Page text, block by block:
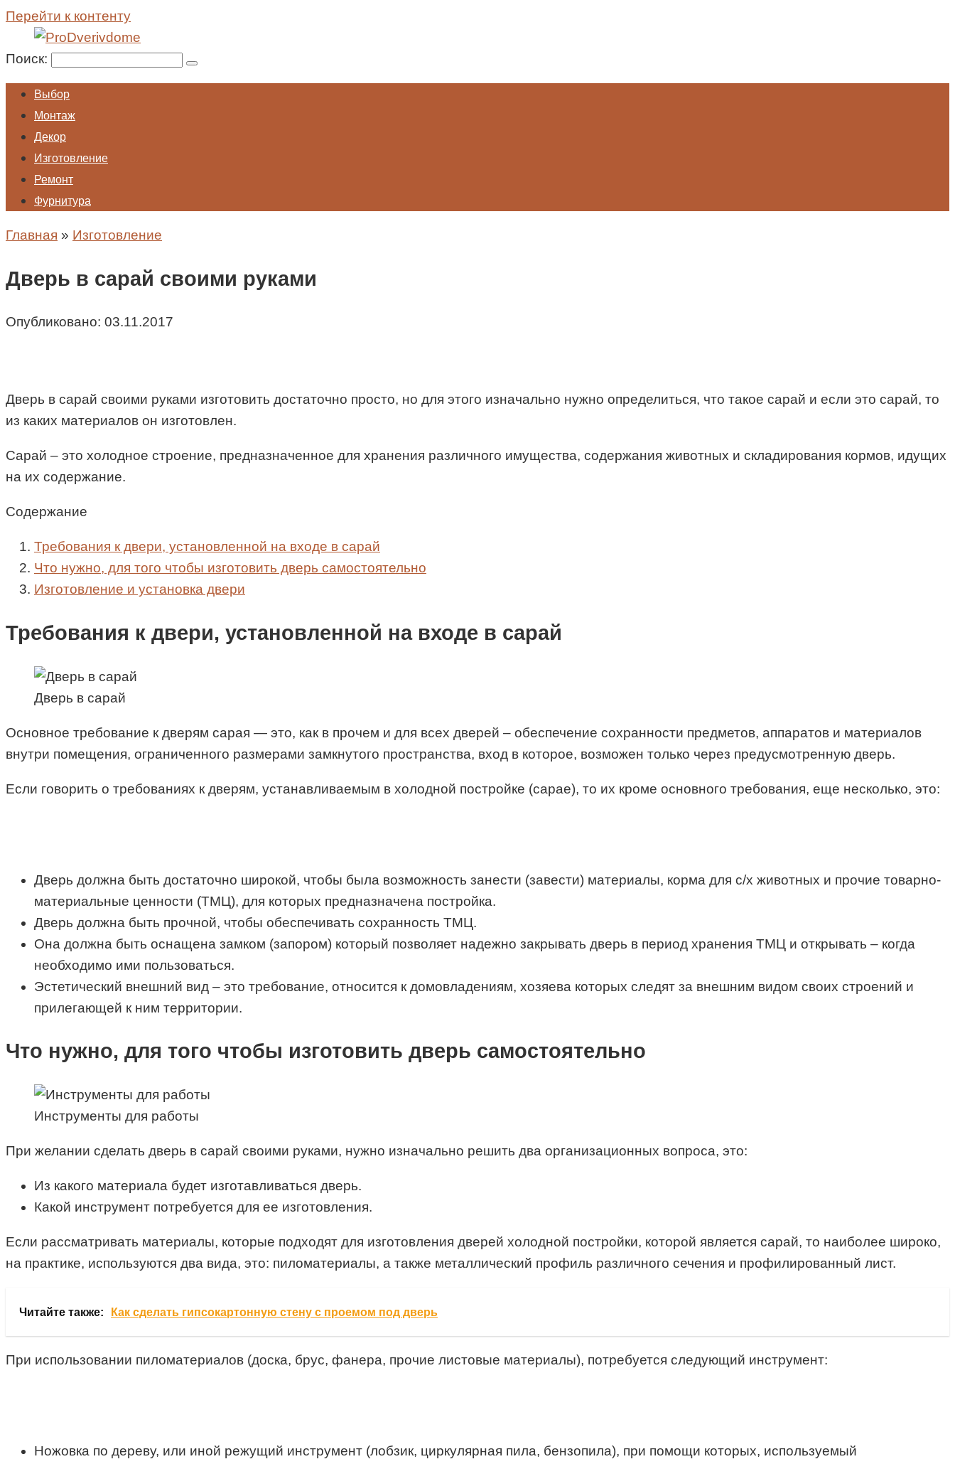
Перейти к контенту
Поиск:
Выбор
Монтаж
Декор
Изготовление
Ремонт
Фурнитура
Главная » Изготовление
Дверь в сарай своими руками
Опубликовано: 03.11.2017
Дверь в сарай своими руками изготовить достаточно просто, но для этого изначально нужно определиться, что такое сарай и если это сарай, то
из каких материалов он изготовлен.
Сарай – это холодное строение, предназначенное для хранения различного имущества, содержания животных и складирования кормов, идущих
на их содержание.
Содержание
Требования к двери, установленной на входе в сарай
Что нужно, для того чтобы изготовить дверь самостоятельно
Изготовление и установка двери
Требования к двери, установленной на входе в сарай
Дверь в сарай
Основное требование к дверям сарая — это, как в прочем и для всех дверей – обеспечение сохранности предметов, аппаратов и материалов
внутри помещения, ограниченного размерами замкнутого пространства, вход в которое, возможен только через предусмотренную дверь.
Если говорить о требованиях к дверям, устанавливаемым в холодной постройке (сарае), то их кроме основного требования, еще несколько, это:
Дверь должна быть достаточно широкой, чтобы была возможность занести (завести) материалы, корма для с/х животных и прочие товарно-
материальные ценности (ТМЦ), для которых предназначена постройка.
Дверь должна быть прочной, чтобы обеспечивать сохранность ТМЦ.
Она должна быть оснащена замком (запором) который позволяет надежно закрывать дверь в период хранения ТМЦ и открывать – когда
необходимо ими пользоваться.
Эстетический внешний вид – это требование, относится к домовладениям, хозяева которых следят за внешним видом своих строений и
прилегающей к ним территории.
Что нужно, для того чтобы изготовить дверь самостоятельно
Инструменты для работы
При желании сделать дверь в сарай своими руками, нужно изначально решить два организационных вопроса, это:
Из какого материала будет изготавливаться дверь.
Какой инструмент потребуется для ее изготовления.
Если рассматривать материалы, которые подходят для изготовления дверей холодной постройки, которой является сарай, то наиболее широко,
на практике, используются два вида, это: пиломатериалы, а также металлический профиль различного сечения и профилированный лист.
Читайте также: Как сделать гипсокартонную стену с проемом под дверь
При использовании пиломатериалов (доска, брус, фанера, прочие листовые материалы), потребуется следующий инструмент:
Ножовка по дереву, или иной режущий инструмент (лобзик, циркулярная пила, бензопила), при помощи которых, используемый